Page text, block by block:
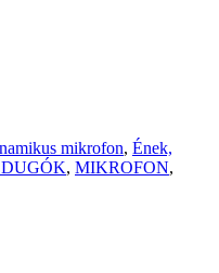
mikrofon, Ének,
, MIKROFON,